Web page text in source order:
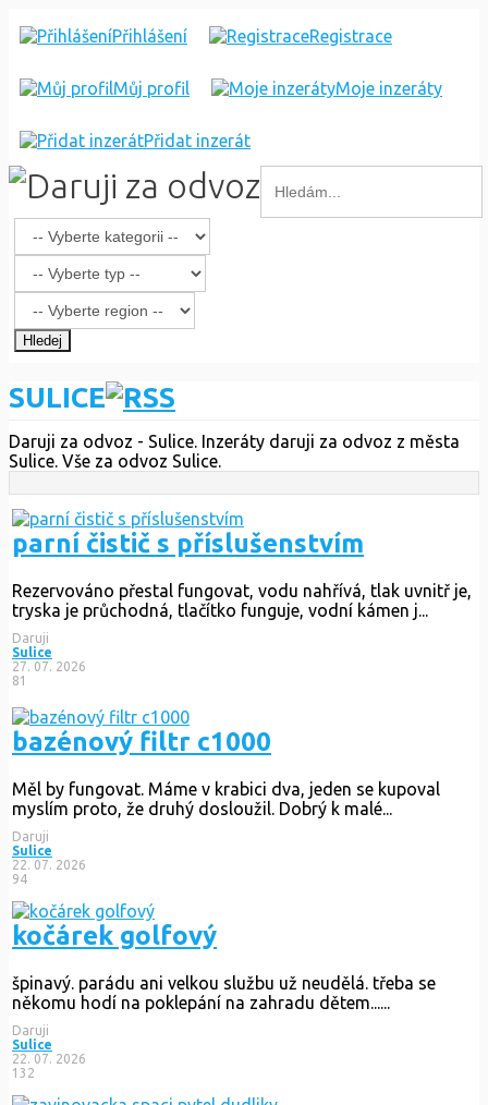
Přihlášení Registrace
Můj profil Moje inzeráty
Přidat inzerát
Hledej
SULICE
Daruji za odvoz - Sulice. Inzeráty daruji za odvoz z města
Sulice. Vše za odvoz Sulice.
parní čistič s příslušenstvím
Rezervováno přestal fungovat, vodu nahřívá, tlak uvnitř je,
tryska je průchodná, tlačítko funguje, vodní kámen j...
Daruji
Sulice
27. 07. 2026
81
bazénový filtr c1000
Měl by fungovat. Máme v krabici dva, jeden se kupoval
myslím proto, že druhý dosloužil. Dobrý k malé...
Daruji
Sulice
22. 07. 2026
94
kočárek golfový
špinavý. parádu ani velkou službu už neudělá. třeba se
někomu hodí na poklepání na zahradu dětem......
Daruji
Sulice
22. 07. 2026
132